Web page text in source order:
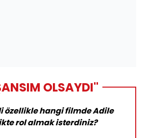
OLSAYDI"
özellikle hangi filmde Adile
rol almak isterdiniz?